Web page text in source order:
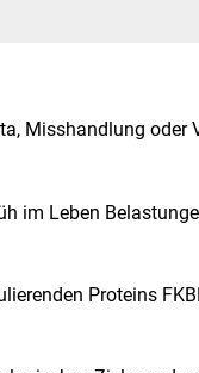
Misshandlung oder
im Leben
Proteins